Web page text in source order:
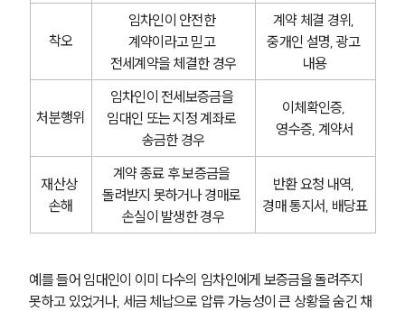
착오
임차인이 안전한
계약이라고 믿고
전세계약을 체결한 경우
계약 체결 경위,
중개인 설명, 광고
내용
처분행위
임차인이 전세보증금을
임대인 또는 지정 계좌로
송금한 경우
이체확인증,
영수증, 계약서
재산상
손해
계약 종료 후 보증금을
돌려받지 못하거나 경매로
손실이 발생한 경우
반환 요청 내역,
경매 통지서, 배당표
예를 들어 임대인이 이미 다수의 임차인에게 보증금을 돌려주지
못하고 있었거나, 세금 체납으로 압류 가능성이 큰 상황을 숨긴 채